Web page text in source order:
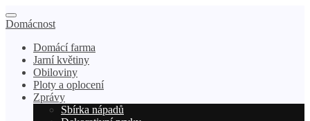
Domácnost
Domácí farma
Jarní květiny
Obiloviny
Ploty a oplocení
Zprávy
Sbírka nápadů